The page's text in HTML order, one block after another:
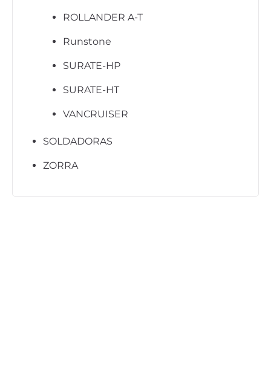
ROLLANDER A-T
Runstone
SURATE-HP
SURATE-HT
VANCRUISER
SOLDADORAS
ZORRA